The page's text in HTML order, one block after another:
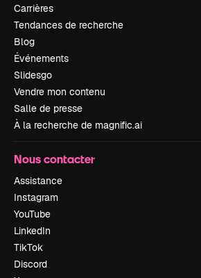
Carrières
Tendances de recherche
Blog
Événements
Slidesgo
Vendre mon contenu
Salle de presse
À la recherche de magnific.ai
Nous contacter
Assistance
Instagram
YouTube
LinkedIn
TikTok
Discord